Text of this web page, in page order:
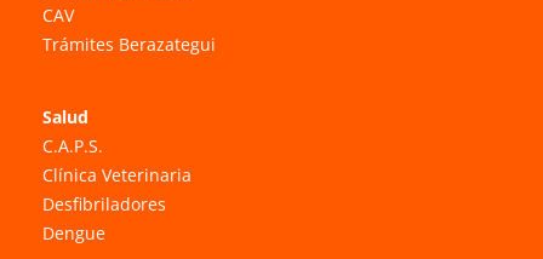
CAV
Trámites Berazategui
Salud
C.A.P.S.
Clínica Veterinaria
Desfibriladores
Dengue